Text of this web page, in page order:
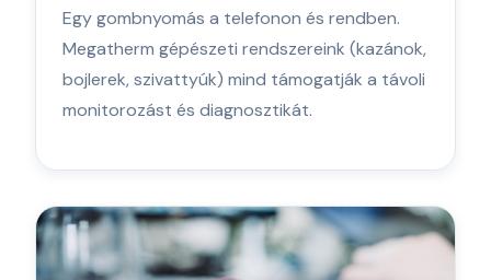
Egy gombnyomás a telefonon és rendben.
Megatherm gépészeti rendszereink (kazánok,
bojlerek, szivattyúk) mind támogatják a távoli
monitorozást és diagnosztikát.